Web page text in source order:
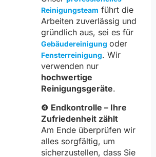
Reinigungsteam führt die
Arbeiten zuverlässig und
gründlich aus, sei es für
Gebäudereinigung oder
Fensterreinigung. Wir
verwenden nur
hochwertige
Reinigungsgeräte.
❹ Endkontrolle – Ihre
Zufriedenheit zählt
Am Ende überprüfen wir
alles sorgfältig, um
sicherzustellen, dass Sie